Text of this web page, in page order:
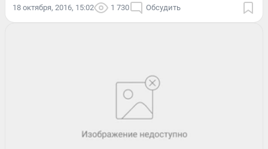
18 октября, 2016, 15:02 1 730 Обсудить